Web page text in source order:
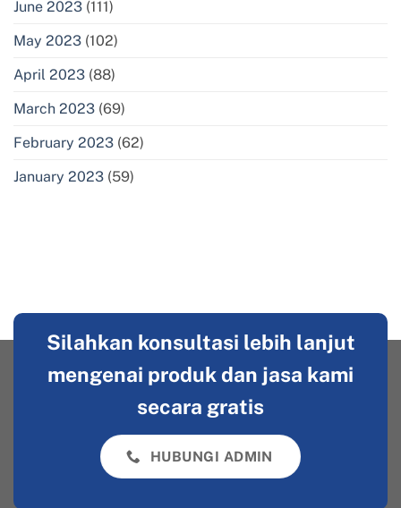
June 2023 (111)
May 2023 (102)
April 2023 (88)
March 2023 (69)
February 2023 (62)
January 2023 (59)
Silahkan konsultasi lebih lanjut
mengenai produk dan jasa kami
secara gratis
HUBUNGI ADMIN